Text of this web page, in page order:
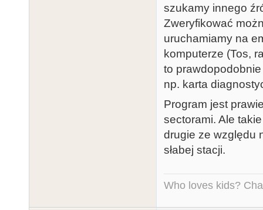
szukamy innego
Zweryfikować
uruchamiamy na
komputerze (Tos,
to
np. karta
Program jest
sectorami. Ale
drugie ze względu
słabej stacji.
Who loves kids?